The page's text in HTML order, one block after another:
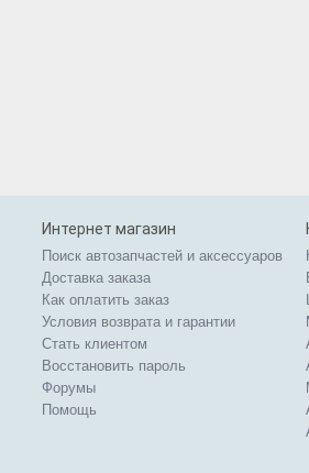
Интернет магазин
Поиск автозапчастей и аксессуаров
Доставка заказа
Как оплатить заказ
Условия возврата и гарантии
Стать клиентом
Восстановить пароль
Форумы
Помощь